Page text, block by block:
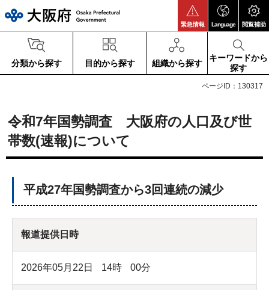
緊急情報 Language 閲覧補助
分類から探す 目的から探す 組織から探す
キーワードから
探す
ページID：130317
令和7年国勢調査 大阪府の人口及び世
帯数(速報)について
平成27年国勢調査から3回連続の減少
報道提供日時
2026年05月22日 14時 00分